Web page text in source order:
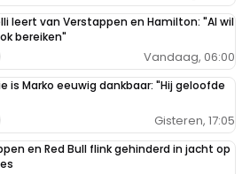
leert van Verstappen en Hamilton: "Al wil
bereiken"
Vandaag, 06:00
is Marko eeuwig dankbaar: "Hij geloofde
Gisteren, 17:05
en Red Bull flink gehinderd in jacht op